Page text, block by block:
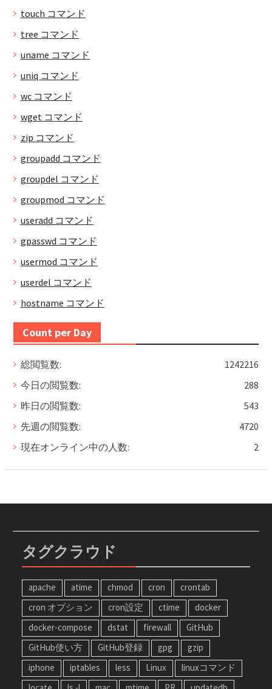
touch コマンド
tree コマンド
uname コマンド
uniq コマンド
wc コマンド
wget コマンド
zip コマンド
groupadd コマンド
groupdel コマンド
groupmod コマンド
useradd コマンド
gpasswd コマンド
usermod コマンド
userdel コマンド
hostname コマンド
Count per Day
1242216
総閲覧数:
288
今日の閲覧数:
543
昨日の閲覧数:
4720
先週の閲覧数:
2
現在オンライン中の人数:
タグクラウド
apache atime chmod cron
crontab
cron オプション
cron設定 ctime
docker
docker-compose
dstat firewall
GitHub
GitHub使い方
GitHub登録 gpg
gzip
iphone
iptables less Linux
linuxコマンド